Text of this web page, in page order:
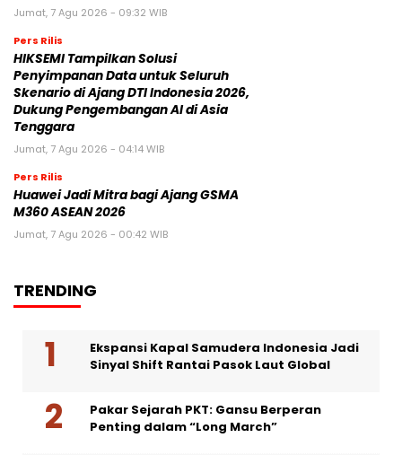
Jumat, 7 Agu 2026 - 09:32 WIB
Pers Rilis
HIKSEMI Tampilkan Solusi
Penyimpanan Data untuk Seluruh
Skenario di Ajang DTI Indonesia 2026,
Dukung Pengembangan AI di Asia
Tenggara
Jumat, 7 Agu 2026 - 04:14 WIB
Pers Rilis
Huawei Jadi Mitra bagi Ajang GSMA
M360 ASEAN 2026
Jumat, 7 Agu 2026 - 00:42 WIB
TRENDING
Ekspansi Kapal Samudera Indonesia Jadi
Sinyal Shift Rantai Pasok Laut Global
Pakar Sejarah PKT: Gansu Berperan
Penting dalam “Long March”